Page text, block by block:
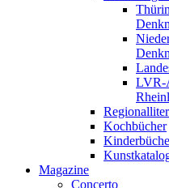
LVR-
Kochbücher
Magazine
Concerto